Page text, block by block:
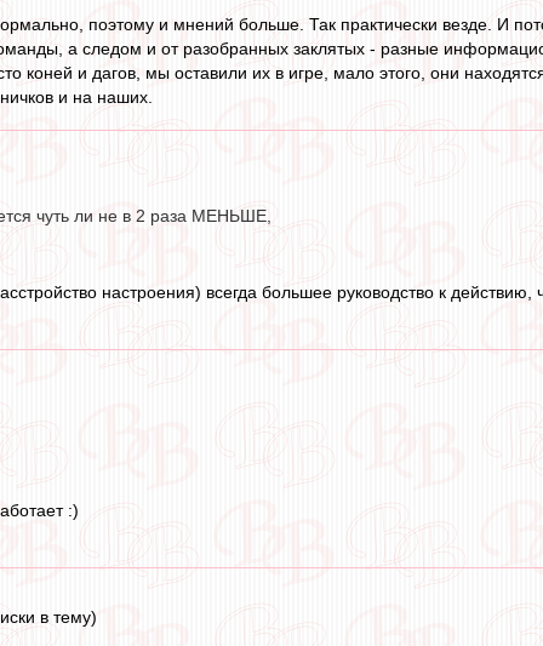
поэтому и мнений больше. Так практически везде. И
а следом и от разобранных заклятых - разные
коней и дагов, мы оставили их в игре, мало этого, они
и на наших.
чуть ли не в 2 раза МЕНЬШЕ,
настроения) всегда большее руководство к
:)
в тему)